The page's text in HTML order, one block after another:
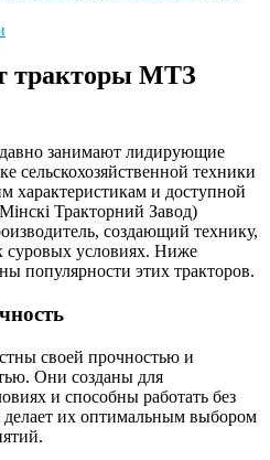
тракторы МТЗ
занимают лидирующие
сельскохозяйственной техники
характеристикам и доступной
Тракторний Завод)
создающий технику,
суровых условиях. Ниже
популярности этих тракторов.
своей прочностью и
Они созданы для
и способны работать без
делает их оптимальным выбором